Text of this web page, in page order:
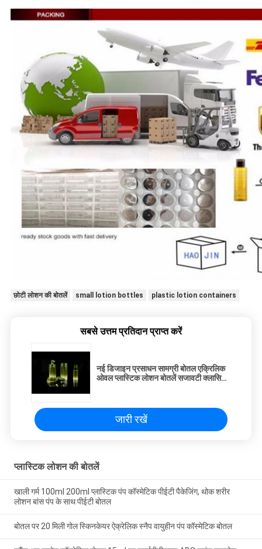
छोटी लोशन की बोतलें small lotion bottles plastic lotion containers
सबसे उत्तम प्रतिदान प्राप्त करें
नई डिजाइन प्रसाधन सामग्री बोतल एक्रिलिक
ओवल प्लास्टिक लोशन बोतलें सजावटी क्लासिक
जारी रखें
प्लास्टिक लोशन की बोतलें
खाली गर्म 100ml 200ml प्लास्टिक पंप कॉस्मेटिक पीईटी पैकेजिंग, थोक शरीर
लोशन बांस पंप के साथ पीईटी बोतल
बोतल पर 20 मिली गोल स्किनकेयर ऐक्रेलिक स्नैप वायुहीन पंप कॉस्मेटिक बोतल